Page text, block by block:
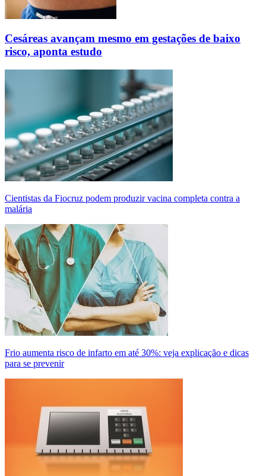
Cesáreas avançam mesmo em gestações de baixo
risco, aponta estudo
Cientistas da Fiocruz podem produzir vacina completa contra a
malária
Frio aumenta risco de infarto em até 30%: veja explicação e dicas
para se prevenir